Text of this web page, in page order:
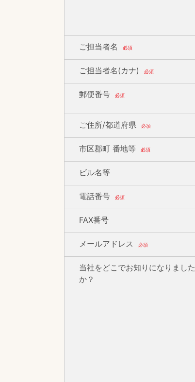
ご担当者名 必須
ご担当者名(カナ) 必須
郵便番号 必須
ご住所/都道府県 必須
市区郡町 番地等 必須
ビル名等
電話番号 必須
FAX番号
メールアドレス 必須
当社をどこでお知りになりました
か？